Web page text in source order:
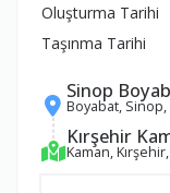
Oluşturma Tarihi
Taşınma Tarihi
Sinop
Boyabat,
Kırşehir
Kaman,